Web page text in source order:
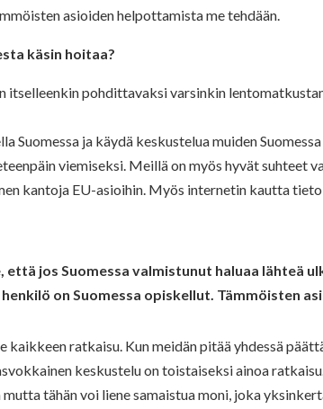
asioiden helpottamista me tehdään.
käsin hoitaa?
itselleenkin pohdittavaksi varsinkin
Suomessa ja käydä keskustelua muiden
viemiseksi. Meillä on myös hyvät suhteet
kantoja EU-asioihin. Myös internetin kautta
että jos Suomessa valmistunut haluaa lähteä
on Suomessa opiskellut. Tämmöisten
kaikkeen ratkaisu. Kun meidän pitää yhdessä
keskustelu on toistaiseksi ainoa
tähän voi liene samaistua moni, joka